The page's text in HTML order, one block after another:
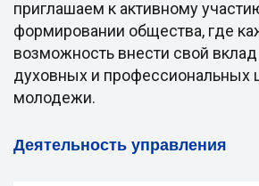
приглашаем к активному
формировании общества, где
возможность внести свой
духовных и профессиональных
молодежи.
Деятельность управления